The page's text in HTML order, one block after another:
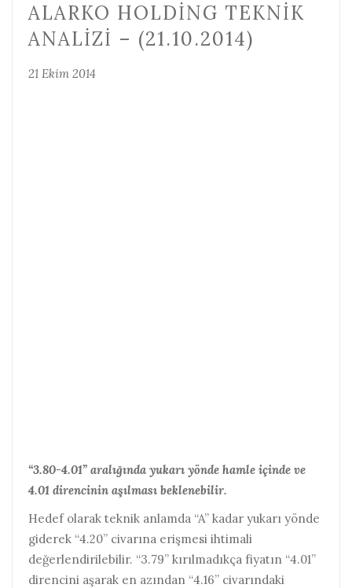
ALARKO HOLDING TEKNIK
ANALIZI – (21.10.2014)
21 Ekim 2014
“3.80-4.01” aralığında yukarı yönde hamle içinde ve
4.01 direncinin aşılması beklenebilir.
Hedef olarak teknik anlamda “A” kadar yukarı yönde
giderek “4.20” civarına erişmesi ihtimali
değerlendirilebilir. “3.79” kırılmadıkça fiyatın “4.01”
direncini aşarak en azından “4.16” civarındaki